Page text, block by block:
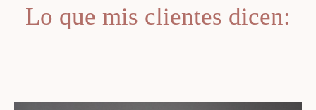
Lo que mis clientes dicen: